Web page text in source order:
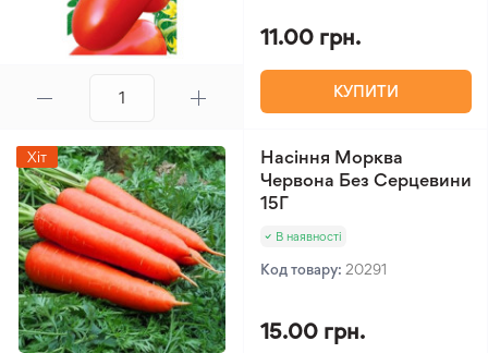
11.00 грн.
КУПИТИ
Хіт
Насіння Морква
Червона Без Серцевини
15Г
В наявності
Код товару: 20291
15.00 грн.